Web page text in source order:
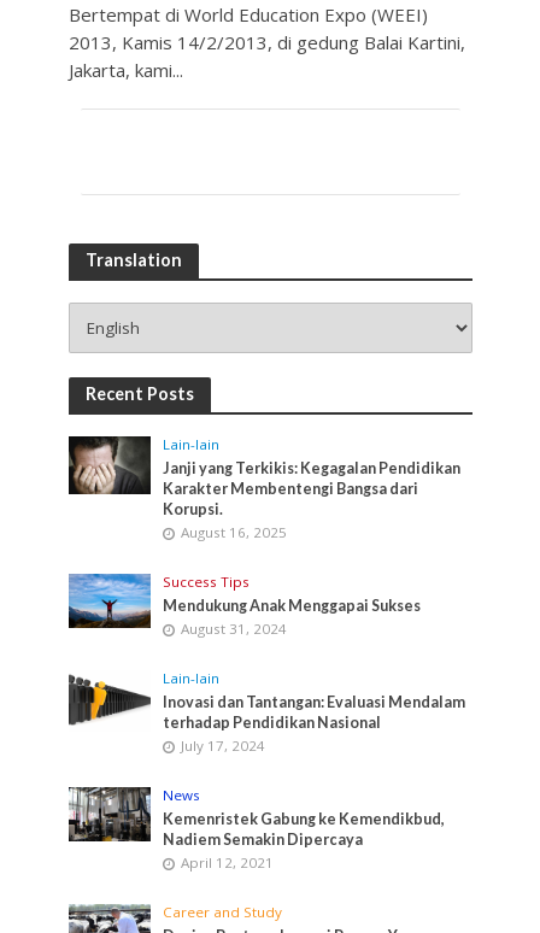
Bertempat di World Education Expo (WEEI)
2013, Kamis 14/2/2013, di gedung Balai Kartini,
Jakarta, kami...
Translation
Recent Posts
Lain-lain
Janji yang Terkikis: Kegagalan Pendidikan
Karakter Membentengi Bangsa dari
Korupsi.
August 16, 2025
Success Tips
Mendukung Anak Menggapai Sukses
August 31, 2024
Lain-lain
Inovasi dan Tantangan: Evaluasi Mendalam
terhadap Pendidikan Nasional
July 17, 2024
News
Kemenristek Gabung ke Kemendikbud,
Nadiem Semakin Dipercaya
April 12, 2021
Career and Study